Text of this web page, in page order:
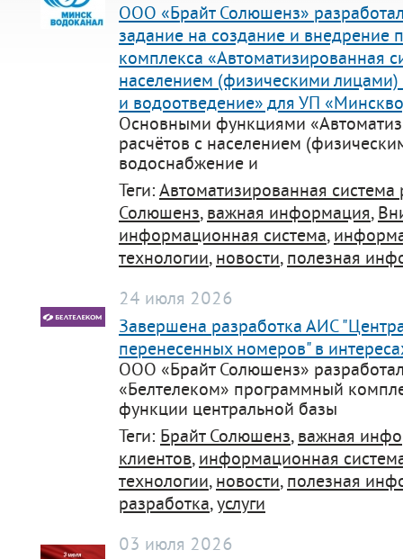
220020, г. Минск, пр-т Победителей д. 89, корп. 3, этаж 5,
Техническая поддержка:
тел.:+375 (44) 555-90-25
support@bs-solutions.by
+375 (44) 555-10-92
contact@bs-solutions.by
+375 (44) 555-39-05
buh@bs-solutions.by
ООО «Брайт Солюшенз»
задание на создание и внедрение
комплекса «Автоматизированная
населением (физическими
и водоотведение» для УП
Основными функциями
расчётов с населением
водоснабжение и
Теги: Автоматизированная система
Солюшенз, важная информация,
информационная система,
технологии, новости, полезная
24 июля 2026
Завершена разработка АИС
перенесенных номеров" в
ООО «Брайт Солюшенз»
«Белтелеком» программный
функции центральной базы
Теги: Брайт Солюшенз, важная
клиентов, информационная
технологии, новости, полезная
разработка,услуги
03 июля 2026